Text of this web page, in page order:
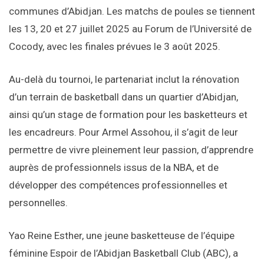
communes d’Abidjan. Les matchs de poules se tiennent
les 13, 20 et 27 juillet 2025 au Forum de l’Université de
Cocody, avec les finales prévues le 3 août 2025.
Au-delà du tournoi, le partenariat inclut la rénovation
d’un terrain de basketball dans un quartier d’Abidjan,
ainsi qu’un stage de formation pour les basketteurs et
les encadreurs. Pour Armel Assohou, il s’agit de leur
permettre de vivre pleinement leur passion, d’apprendre
auprès de professionnels issus de la NBA, et de
développer des compétences professionnelles et
personnelles.
Yao Reine Esther, une jeune basketteuse de l’équipe
féminine Espoir de l’Abidjan Basketball Club (ABC), a